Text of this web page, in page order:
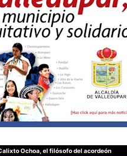
Ochoa, el filósofo del acordeón